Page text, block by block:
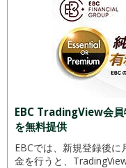
EBC TradingView会員
を無料提供
EBCでは、新規登録後
金を行うと、